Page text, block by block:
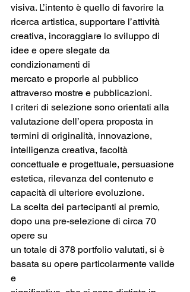
visiva. L’intento è quello di favorire la
ricerca artistica, supportare l’attività
creativa, incoraggiare lo sviluppo di
idee e opere slegate da
condizionamenti di
mercato e proporle al pubblico
attraverso mostre e pubblicazioni.
I criteri di selezione sono orientati alla
valutazione dell’opera proposta in
termini di originalità, innovazione,
intelligenza creativa, facoltà
concettuale e progettuale, persuasione
estetica, rilevanza del contenuto e
capacità di ulteriore evoluzione.
La scelta dei partecipanti al premio,
dopo una pre-selezione di circa 70
opere su
un totale di 378 portfolio valutati, si è
basata su opere particolarmente valide
e